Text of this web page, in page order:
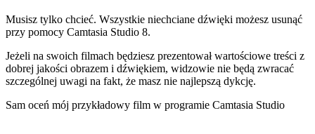
Musisz tylko chcieć. Wszystkie niechciane dźwięki możesz usunąć
przy pomocy Camtasia Studio 8.
Jeżeli na swoich filmach będziesz prezentował wartościowe treści z
dobrej jakości obrazem i dźwiękiem, widzowie nie będą zwracać
szczególnej uwagi na fakt, że masz nie najlepszą dykcję.
Sam oceń mój przykładowy film w programie Camtasia Studio